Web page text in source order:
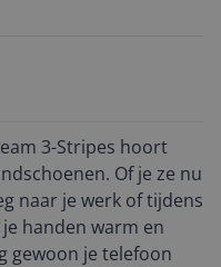
3-Stripes hoort
Of je ze nu
naar je werk of tijdens
handen warm en
gewoon je telefoon